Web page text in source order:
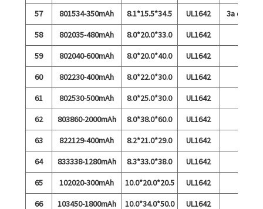
57
801534-350mAh 8.1*15.5*34.5 UL1642
3a debit
58
802035-480mAh 8.0*20.0*33.0
UL1642
59
802040-600mAh 8.0*20.0*40.0
UL1642
60
802230-400mAh 8.0*22.0*30.0
UL1642
61
802530-500mAh 8.0*25.0*30.0
UL1642
62
803860-2000mAh 8.0*38.0*60.0
UL1642
63
822129-400mAh 8.2*21.0*29.0
UL1642
64
833338-1280mAh 8.3*33.0*38.0
UL1642
65
102020-300mAh 10.0*20.0*20.5
UL1642
66
103450-1800mAh 10.0*34.0*50.0 UL1642